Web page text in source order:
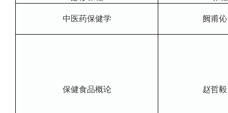
中医药保健学 阙甫伈
保健食品概论 赵哲